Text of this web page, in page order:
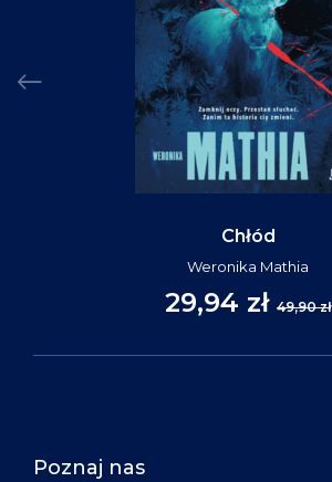
Chłód
Weronika Mathia
29,94 zł 49,90 zł
Poznaj nas